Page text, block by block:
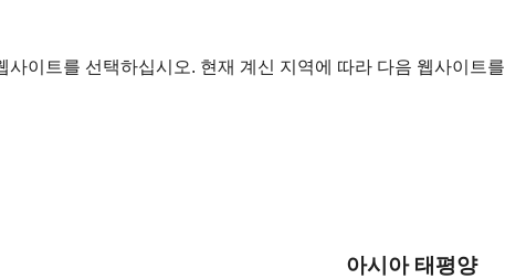
How useful was this information?
이트를 선택하십시오. 현재 계신 지역에 따라 다음 웹사이트를
아시아 태평양